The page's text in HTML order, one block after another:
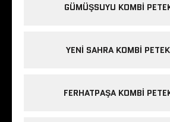
GÜMÜŞSUYU KOMBI
YENI SAHRA KOMBI
FERHATPAŞA KOMBI